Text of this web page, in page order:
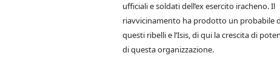
ufficiali e soldati dell’ex esercito iracheno. Il
riavvicinamento ha prodotto un probabile
questi ribelli e l’Isis, di qui la crescita di
di questa organizzazione.